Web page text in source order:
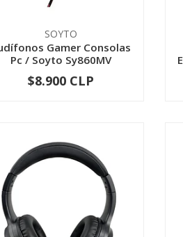
SOYTO
Gamer Consolas
Pc / Soyto Sy860MV
+
$8.900 CLP